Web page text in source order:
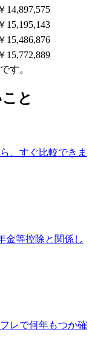
￥14,897,575
￥15,195,143
￥15,486,876
￥15,772,889
す。
と
、すぐ比較できま
金等控除と関係し
レで何年もつか確